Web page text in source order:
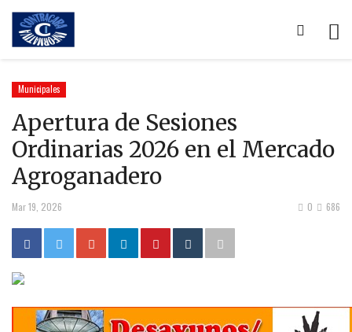
Municipales
Apertura de Sesiones
Ordinarias 2026 en el Mercado
Agroganadero
Mar 19, 2026 686
0